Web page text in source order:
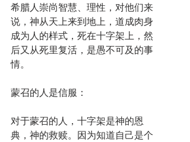
希腊人崇尚智慧、理性，对他们来
说，神从天上来到地上，道成肉身
成为人的样式，死在十字架上，然
后又从死里复活，是愚不可及的事
情。
蒙召的人是信服：
对于蒙召的人，十字架是神的恩
典，神的救赎。因为知道自己是个